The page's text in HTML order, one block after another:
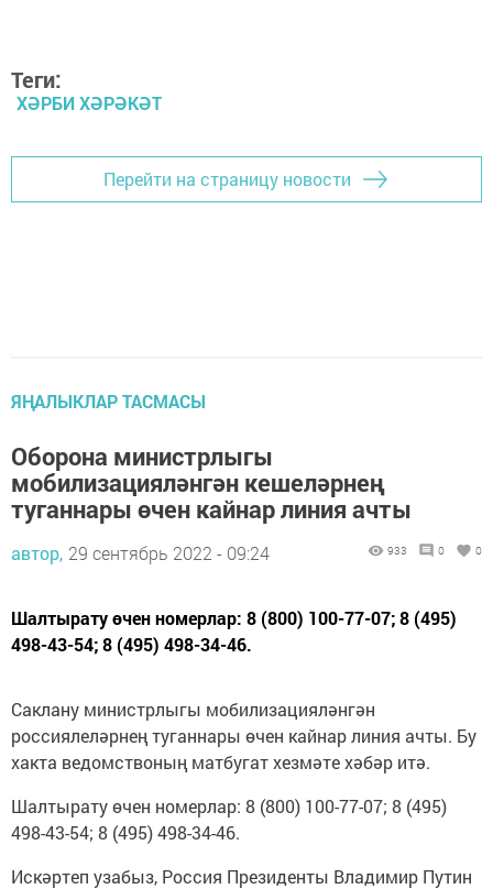
Теги:
ХӘРБИ ХӘРӘКӘТ
Перейти на страницу новости
ЯҢАЛЫКЛАР ТАСМАСЫ
Оборона министрлыгы
мобилизацияләнгән кешеләрнең
туганнары өчен кайнар линия ачты
автор, 29 сентябрь 2022 - 09:24 933 0 0
Шалтырату өчен номерлар: 8 (800) 100-77-07; 8 (495)
498-43-54; 8 (495) 498-34-46.
Саклану министрлыгы мобилизацияләнгән
россиялеләрнең туганнары өчен кайнар линия ачты. Бу
хакта ведомствоның матбугат хезмәте хәбәр итә.
Шалтырату өчен номерлар: 8 (800) 100-77-07; 8 (495)
498-43-54; 8 (495) 498-34-46.
Искәртеп узабыз, Россия Президенты Владимир Путин